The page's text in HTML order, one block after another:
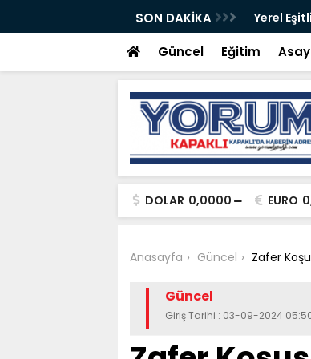
SON DAKİKA Yerel
Güncel Eğitim
DOLAR 0,0000 EURO
Anasayfa Güncel Zafer
Güncel
Giriş Tarihi : 03-09-2024